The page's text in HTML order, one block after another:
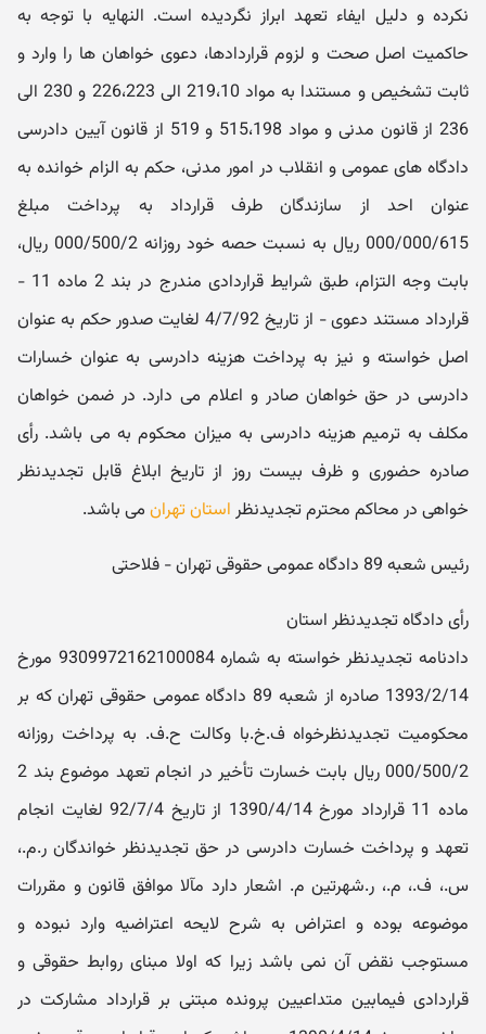
نکرده و دلیل ایفاء تعهد ابراز نگردیده است. النهایه با توجه به
حاکمیت اصل صحت و لزوم قراردادها، دعوی خواهان ها را وارد و
ثابت تشخیص و مستندا به مواد 219،10 الی 226،223 و 230 الی
236 از قانون مدنی و مواد 515،198 و 519 از قانون آیین دادرسی
دادگاه های عمومی و انقلاب در امور مدنی، حکم به الزام خوانده به
عنوان احد از سازندگان طرف قرارداد به پرداخت مبلغ
000/000/615 ریال به نسبت حصه خود روزانه 000/500/2 ریال،
بابت وجه التزام، طبق شرایط قراردادی مندرج در بند 2 ماده 11 -
قرارداد مستند دعوی - از تاریخ 4/7/92 لغایت صدور حکم به عنوان
اصل خواسته و نیز به پرداخت هزینه دادرسی به عنوان خسارات
دادرسی در حق خواهان صادر و اعلام می دارد. در ضمن خواهان
مکلف به ترمیم هزینه دادرسی به میزان محکوم به می باشد. رأی
صادره حضوری و ظرف بیست روز از تاریخ ابلاغ قابل تجدیدنظر
خواهی در محاکم محترم تجدیدنظر استان تهران می باشد.
رئیس شعبه 89 دادگاه عمومی حقوقی تهران - فلاحتی
رأی دادگاه تجدیدنظر استان
دادنامه تجدیدنظر خواسته به شماره 9309972162100084 مورخ
1393/2/14 صادره از شعبه 89 دادگاه عمومی حقوقی تهران که بر
محکومیت تجدیدنظرخواه ف.خ.با وکالت ح.ف. به پرداخت روزانه
000/500/2 ریال بابت خسارت تأخیر در انجام تعهد موضوع بند 2
ماده 11 قرارداد مورخ 1390/4/14 از تاریخ 92/7/4 لغایت انجام
تعهد و پرداخت خسارت دادرسی در حق تجدیدنظر خواندگان ر.م.،
س.، ف.، م.، ر.شهرتین م. اشعار دارد مآلا موافق قانون و مقررات
موضوعه بوده و اعتراض به شرح لایحه اعتراضیه وارد نبوده و
مستوجب نقض آن نمی باشد زیرا که اولا مبنای روابط حقوقی و
قراردادی فیمابین متداعیین پرونده مبتنی بر قرارداد مشارکت در